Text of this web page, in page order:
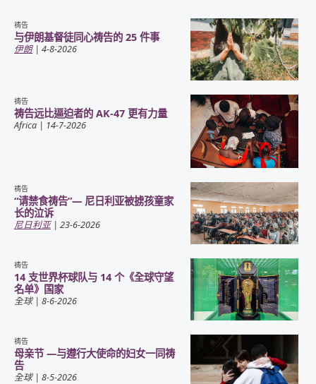
祷告
与伊朗基督徒同心祷告的 25 件事
伊朗| 4-8-2026
祷告
祷告远比逼迫者的 AK-47 更有力量
Africa | 14-7-2026
祷告
“请禁食祷告”— 尼日利亚被掳孩童家
长的泣诉
尼日利亚| 23-6-2026
祷告
14 支世界杯球队与 14 个《全球守望
名单》国家
全球| 8-6-2026
祷告
母亲节 —与遵行大使命的妇女一同祷
告
全球| 8-5-2026